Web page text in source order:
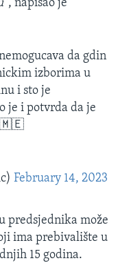
, napisao je
da gdin
izborima u
i sto je
je i potvrda da je
🇲🇪
February 14, 2023
predsjednika može
ima prebivalište u
15 godina.